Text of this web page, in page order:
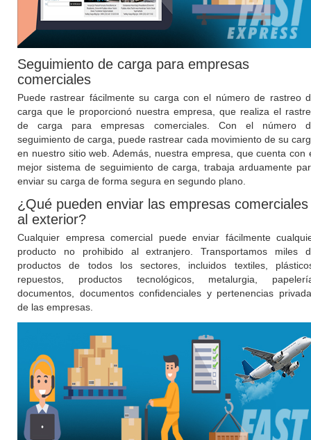
Seguimiento de carga para empresas
comerciales
Puede rastrear fácilmente su carga con el número de rastreo
carga que le proporcionó nuestra empresa, que realiza el
de carga para empresas comerciales. Con el número
seguimiento de carga, puede rastrear cada movimiento de su
en nuestro sitio web. Además, nuestra empresa, que cuenta con
mejor sistema de seguimiento de carga, trabaja arduamente
enviar su carga de forma segura en segundo plano.
¿Qué pueden enviar las empresas comerciales
al exterior?
Cualquier empresa comercial puede enviar fácilmente
producto no prohibido al extranjero. Transportamos miles
productos de todos los sectores, incluidos textiles,
repuestos, productos tecnológicos, metalurgia,
documentos, documentos confidenciales y pertenencias
de las empresas.